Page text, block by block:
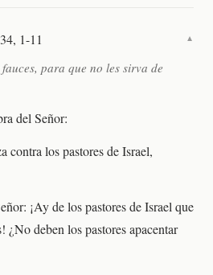
1-11 ▼
para que no les sirva de
del Señor:
contra los pastores de Israel,
¡Ay de los pastores de Israel que
¿No deben los pastores apacentar